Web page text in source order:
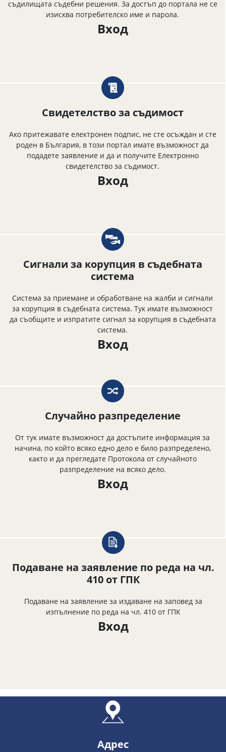
съдилищата съдебни решения. За достъп до портала не се
изисква потребителско име и парола.
Вход
Свидетелство за съдимост
Ако притежавате електронен подпис, не сте осъждан и сте
роден в България, в този портал имате възможност да
подадете заявление и да и получите Електронно
свидетелство за съдимост.
Вход
Сигнали за корупция в съдебната
система
Система за приемане и обработване на жалби и сигнали
за корупция в съдебната система. Тук имате възможност
да съобщите и изпратите сигнал за корупция в съдебната
система.
Вход
Случайно разпределение
От тук имате възможност да достъпите информация за
начина, по който всяко едно дело е било разпределено,
както и да прегледате Протокола от случайното
разпределение на всяко дело.
Вход
Подаване на заявление по реда на чл.
410 от ГПК
Подаване на заявление за издаване на заповед за
изпълнение по реда на чл. 410 от ГПК
Вход
Адрес